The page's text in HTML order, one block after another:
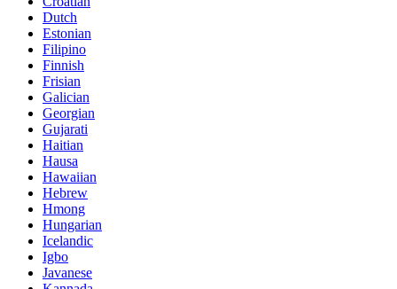
Dutch
Estonian
Filipino
Finnish
Frisian
Galician
Georgian
Gujarati
Haitian
Hausa
Hawaiian
Hebrew
Hmong
Hungarian
Icelandic
Igbo
Javanese